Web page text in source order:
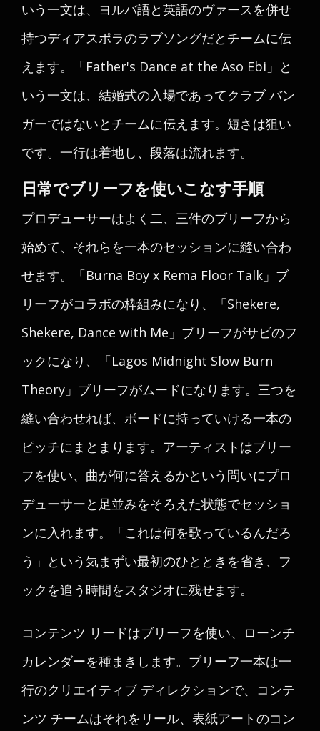
いう一文は、ヨルバ語と英語のヴァースを併せ
持つディアスポラのラブソングだとチームに伝
えます。「Father's Dance at the Aso Ebi」と
いう一文は、結婚式の入場であってクラブ バン
ガーではないとチームに伝えます。短さは狙い
です。一行は着地し、段落は流れます。
日常でブリーフを使いこなす手順
プロデューサーはよく二、三件のブリーフから
始めて、それらを一本のセッションに縫い合わ
せます。「Burna Boy x Rema Floor Talk」ブ
リーフがコラボの枠組みになり、「Shekere,
Shekere, Dance with Me」ブリーフがサビのフ
ックになり、「Lagos Midnight Slow Burn
Theory」ブリーフがムードになります。三つを
縫い合わせれば、ボードに持っていける一本の
ピッチにまとまります。アーティストはブリー
フを使い、曲が何に答えるかという問いにプロ
デューサーと足並みをそろえた状態でセッショ
ンに入れます。「これは何を歌っているんだろ
う」という気まずい最初のひとときを省き、フ
ックを追う時間をスタジオに残せます。
コンテンツ リードはブリーフを使い、ローンチ
カレンダーを種まきします。ブリーフ一本は一
行のクリエイティブ ディレクションで、コンテ
ンツ チームはそれをリール、表紙アートのコン